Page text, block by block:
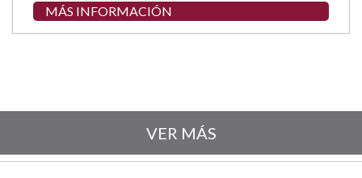
MÁS INFORMACIÓN
VER MÁS